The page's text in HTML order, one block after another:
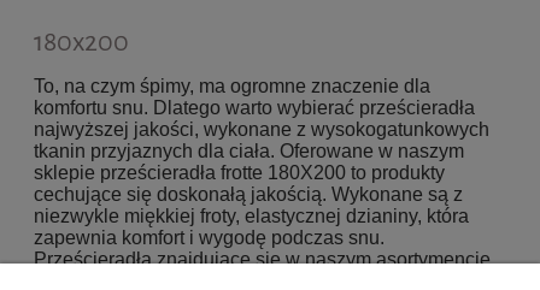
180x200
To, na czym śpimy, ma ogromne znaczenie dla
komfortu snu. Dlatego warto wybierać prześcieradła
najwyższej jakości, wykonane z wysokogatunkowych
tkanin przyjaznych dla ciała. Oferowane w naszym
sklepie prześcieradła frotte 180X200 to produkty
cechujące się doskonałą jakością. Wykonane są z
niezwykle miękkiej froty, elastycznej dzianiny, która
zapewnia komfort i wygodę podczas snu.
Prześcieradła znajdujące się w naszym asortymencie